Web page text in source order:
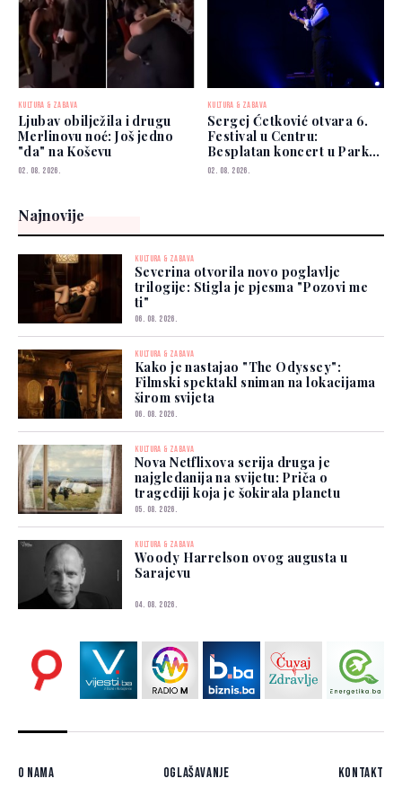
KULTURA & ZABAVA
Ljubav obilježila i drugu
Merlinovu noć: Još jedno
"da" na Koševu
02. 08. 2026.
KULTURA & ZABAVA
Sergej Ćetković otvara 6.
Festival u Centru:
Besplatan koncert u Parku
Hastahana
02. 08. 2026.
Najnovije
KULTURA & ZABAVA
Severina otvorila novo poglavlje
trilogije: Stigla je pjesma "Pozovi me
ti"
06. 08. 2026.
KULTURA & ZABAVA
Kako je nastajao "The Odyssey":
Filmski spektakl sniman na lokacijama
širom svijeta
06. 08. 2026.
KULTURA & ZABAVA
Nova Netflixova serija druga je
najgledanija na svijetu: Priča o
tragediji koja je šokirala planetu
05. 08. 2026.
KULTURA & ZABAVA
Woody Harrelson ovog augusta u
Sarajevu
04. 08. 2026.
O nama Oglašavanje Kontakt